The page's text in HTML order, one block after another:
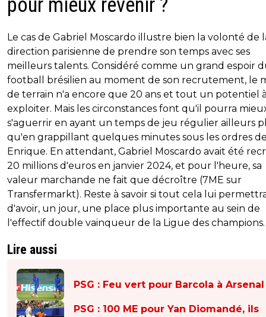
pour mieux revenir ?
Le cas de Gabriel Moscardo illustre bien la volonté de
direction parisienne de prendre son temps avec ses
meilleurs talents. Considéré comme un grand espoir
football brésilien au moment de son recrutement, le
de terrain n'a encore que 20 ans et tout un potentiel
exploiter. Mais les circonstances font qu'il pourra
s'aguerrir en ayant un temps de jeu régulier ailleurs
qu'en grappillant quelques minutes sous les ordres
Enrique. En attendant, Gabriel Moscardo avait été
20 millions d'euros en janvier 2024, et pour l'heure, sa
valeur marchande ne fait que décroître (7ME sur
Transfermarkt). Reste à savoir si tout cela lui
d'avoir, un jour, une place plus importante au sein de
l'effectif double vainqueur de la Ligue des champions.
Lire aussi
PSG : Feu vert pour Barcola à Arsenal
PSG : 100 ME pour Yan Diomandé, ils